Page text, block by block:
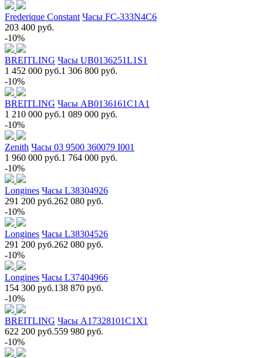
Frederique Constant Часы FC-333N4C6
203 400 руб.
-10%
BREITLING Часы UB0136251L1S1
1 452 000 руб.1 306 800 руб.
-10%
BREITLING Часы AB0136161C1A1
1 210 000 руб.1 089 000 руб.
-10%
Zenith Часы 03 9500 360079 I001
1 960 000 руб.1 764 000 руб.
-10%
Longines Часы L38304926
291 200 руб.262 080 руб.
-10%
Longines Часы L38304526
291 200 руб.262 080 руб.
-10%
Longines Часы L37404966
154 300 руб.138 870 руб.
-10%
BREITLING Часы A17328101C1X1
622 200 руб.559 980 руб.
-10%